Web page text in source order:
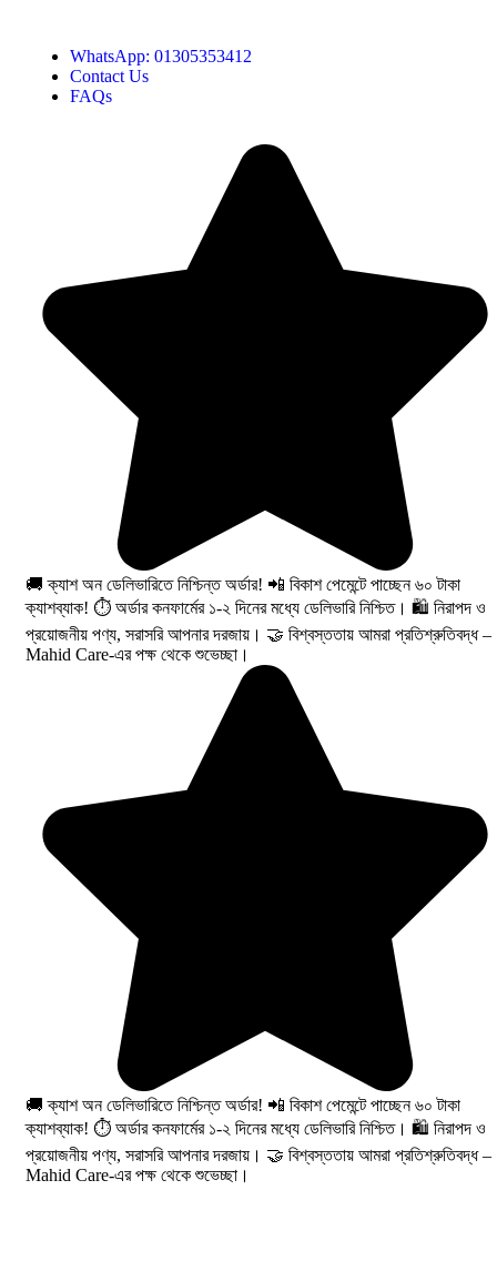
WhatsApp: 01305353412
Contact Us
FAQs
🚚 ক্যাশ অন ডেলিভারিতে নিশ্চিন্ত অর্ডার! 📲 বিকাশ পেমেন্টে পাচ্ছেন ৬০ টাকা
ক্যাশব্যাক! ⏱️ অর্ডার কনফার্মের ১-২ দিনের মধ্যে ডেলিভারি নিশ্চিত। 🛍️ নিরাপদ ও
প্রয়োজনীয় পণ্য, সরাসরি আপনার দরজায়। 🤝 বিশ্বস্ততায় আমরা প্রতিশ্রুতিবদ্ধ –
Mahid Care-এর পক্ষ থেকে শুভেচ্ছা।
🚚 ক্যাশ অন ডেলিভারিতে নিশ্চিন্ত অর্ডার! 📲 বিকাশ পেমেন্টে পাচ্ছেন ৬০ টাকা
ক্যাশব্যাক! ⏱️ অর্ডার কনফার্মের ১-২ দিনের মধ্যে ডেলিভারি নিশ্চিত। 🛍️ নিরাপদ ও
প্রয়োজনীয় পণ্য, সরাসরি আপনার দরজায়। 🤝 বিশ্বস্ততায় আমরা প্রতিশ্রুতিবদ্ধ –
Mahid Care-এর পক্ষ থেকে শুভেচ্ছা।